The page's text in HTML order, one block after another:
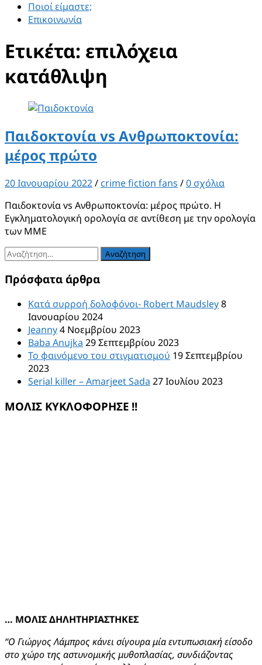
Ποιοί είμαστε;
Επικοινωνία
Ετικέτα: επιλόχεια
κατάθλιψη
Παιδοκτονία vs Ανθρωποκτονία:
μέρος πρώτο
20 Ιανουαρίου 2022/ crime fiction fans /0 σχόλια
Παιδοκτονία vs Ανθρωποκτονία: μέρος πρώτο. Η
Εγκληματολογική ορολογία σε αντίθεση με την ορολογία
των ΜΜΕ
Αναζήτηση
για:
Πρόσφατα άρθρα
Κατά συρροή δολοφόνοι- Robert Maudsley8
Ιανουαρίου 2024
Jeanny4 Νοεμβρίου 2023
Baba Anujka 29 Σεπτεμβρίου 2023
Το φαινόμενο του στιγματισμού 19 Σεπτεμβρίου
2023
Serial killer – Amarjeet Sada 27 Ιουλίου 2023
ΜΟΛΙΣ ΚΥΚΛΟΦΟΡΗΣΕ !!
… ΜΟΛΙΣ ΔΗΛΗΤΗΡΙΑΣΤΗΚΕΣ
“Ο Γιώργος Λάμπρος κάνει σίγουρα μία εντυπωσιακή είσοδο
στο χώρο της αστυνομικής μυθοπλασίας, συνδιάζοντας